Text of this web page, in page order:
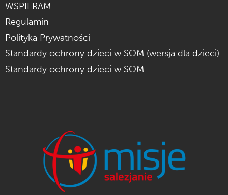
WSPIERAM
Regulamin
Polityka Prywatności
Standardy ochrony dzieci w SOM (wersja dla dzieci)
Standardy ochrony dzieci w SOM